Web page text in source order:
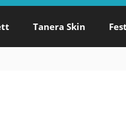
Tanera Skin